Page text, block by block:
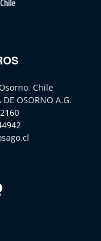
Chile
DE OSORNO A.G.